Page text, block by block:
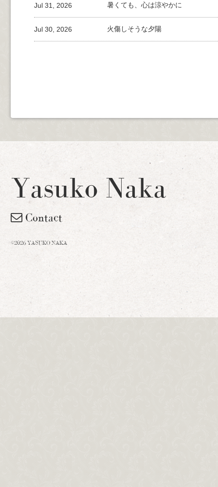
暑くても、心は涼やかに
Jul 31, 2026
火傷しそうな夕陽
Jul 30, 2026
Yasuko Naka
Contact
©2026 YASUKO NAKA